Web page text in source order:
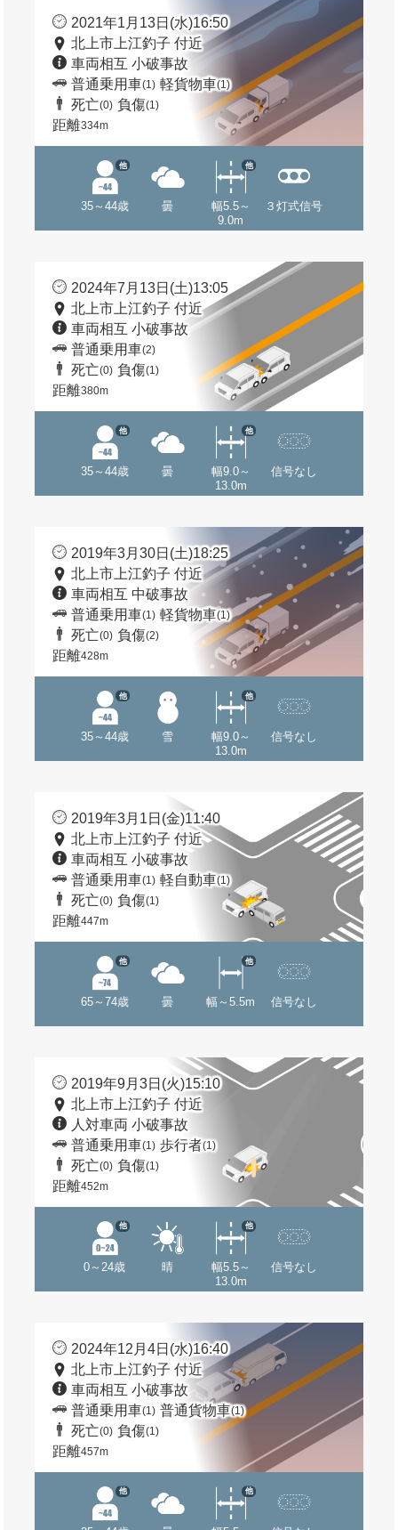
2021年1月13日(水)16:50
北上市上江釣子 付近
車両相互 小破事故
普通乗用車(1) 軽貨物車(1)
死亡(0) 負傷(1)
距離334m
35～44歳
他
曇
幅5.5～
9.0m
他
３灯式信号
2024年7月13日(土)13:05
北上市上江釣子 付近
車両相互 小破事故
普通乗用車(2)
死亡(0) 負傷(1)
距離380m
35～44歳
他
曇
幅9.0～
13.0m
他
信号なし
2019年3月30日(土)18:25
北上市上江釣子 付近
車両相互 中破事故
普通乗用車(1) 軽貨物車(1)
死亡(0) 負傷(2)
距離428m
35～44歳
他
雪
幅9.0～
13.0m
他
信号なし
2019年3月1日(金)11:40
北上市上江釣子 付近
車両相互 小破事故
普通乗用車(1) 軽自動車(1)
死亡(0) 負傷(1)
距離447m
65～74歳
他
曇 幅～5.5m
他
信号なし
2019年9月3日(火)15:10
北上市上江釣子 付近
人対車両 小破事故
普通乗用車(1) 歩行者(1)
死亡(0) 負傷(1)
距離452m
0～24歳
他
晴
幅5.5～
13.0m
他
信号なし
2024年12月4日(水)16:40
北上市上江釣子 付近
車両相互 小破事故
普通乗用車(1) 普通貨物車(1)
死亡(0) 負傷(1)
距離457m
他 他